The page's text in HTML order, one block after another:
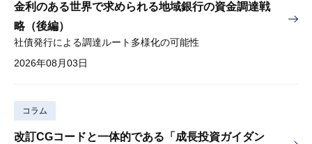
金利のある世界で求められる地域銀行の資金調達戦
略（後編）
社債発行による調達ルート多様化の可能性
2026年08月03日
コラム
改訂CGコードと一体的である「成長投資ガイダン